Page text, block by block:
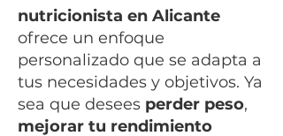
nutricionista en Alicante
ofrece un enfoque
personalizado que se adapta a
tus necesidades y objetivos. Ya
sea que desees perder peso,
mejorar tu rendimiento